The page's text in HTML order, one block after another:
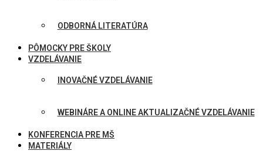
ODBORNÁ LITERATÚRA
PÔMOCKY PRE ŠKOLY
VZDELÁVANIE
INOVAČNÉ VZDELÁVANIE
WEBINÁRE A ONLINE AKTUALIZAČNÉ VZDELÁVANIE
KONFERENCIA PRE MŠ
MATERIÁLY